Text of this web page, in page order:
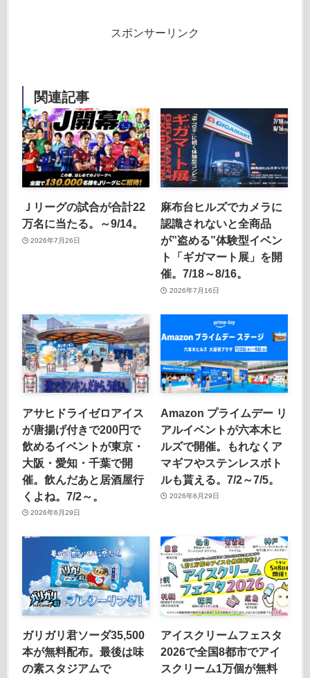
スポンサーリンク
関連記事
Ｊリーグの試合が合計22
万名に当たる。～9/14。
2026年7月26日
麻布台ヒルズでカメラに
認識されないと全商品
が”盗める”体験型イベン
ト「ギガマート展」を開
催。7/18～8/16。
2026年7月16日
アサヒドライゼロアイス
が唐揚げ付きで200円で
飲めるイベントが東京・
大阪・愛知・千葉で開
催。飲んだあと居酒屋行
くよね。7/2～。
2026年6月29日
Amazon プライムデー リ
アルイベントが六本木ヒ
ルズで開催。もれなくア
マギフやステンレスボト
ルも貰える。7/2～7/5。
2026年6月29日
ガリガリ君ソーダ35,500
本が無料配布。最後は味
の素スタジアムで
アイスクリームフェスタ
2026で全国8都市でアイ
スクリーム1万個が無料